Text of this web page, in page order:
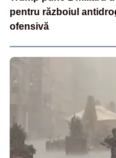
pentru războiul
ofensivă